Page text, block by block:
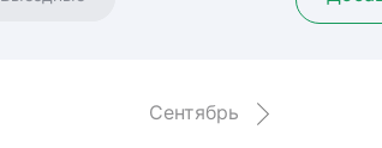
Сентябрь